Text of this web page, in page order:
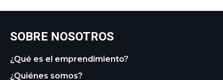
SOBRE NOSOTROS
¿Qué es el emprendimiento?
¿Quiénes somos?